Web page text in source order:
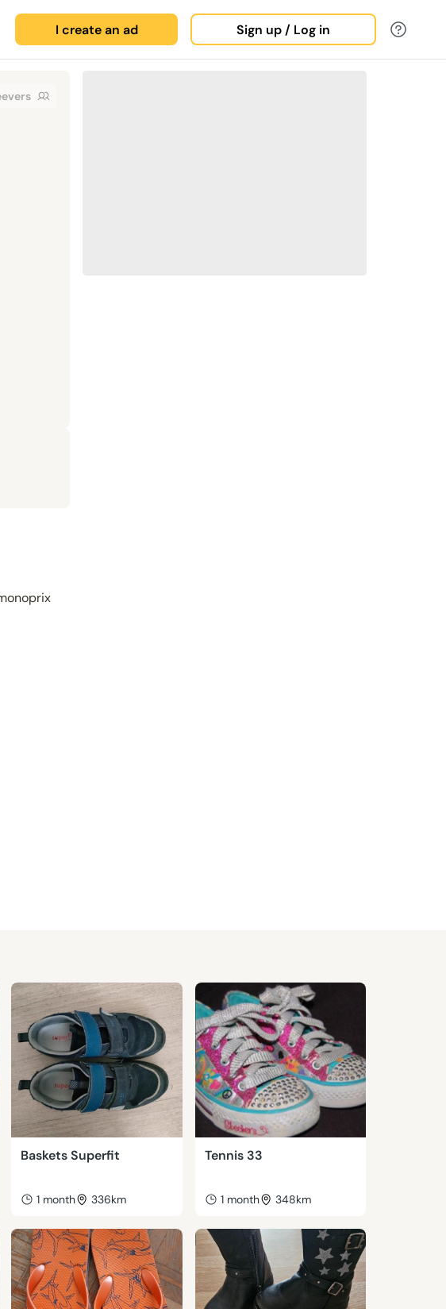
I create an ad Sign up / Log in
Baskets Superfit
1 month 336km
Tennis 33
1 month 348km